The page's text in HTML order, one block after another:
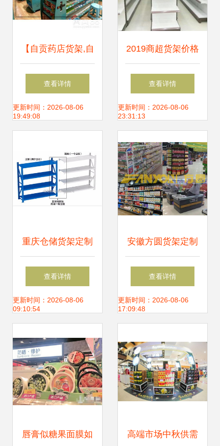
【自贡药店货架,自
贡药房展柜,自贡中
药柜定制】-
查看详情
更新时间：2026-08-06
19:49:08
2019商超货架价格
报价指南 批发市场
深度解析与选购建
查看详情
更新时间：2026-08-06
23:31:13
重庆仓储货架定制
从商超展示到家用
储物的全方位解决
查看详情
更新时间：2026-08-06
09:10:54
安徽方圆货架定制
深耕铜陵，专业打
造化妆品与商超货
查看详情
更新时间：2026-08-06
17:09:48
唇膏似糖果面膜如 高端市场中秋供需